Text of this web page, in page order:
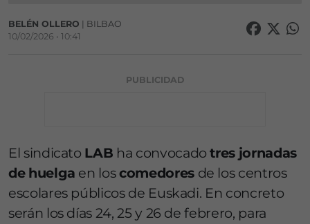
BELÉN OLLERO | BILBAO
10/02/2026 • 10:41
PUBLICIDAD
El sindicato LAB ha convocadotres jornadas
de huelga en loscomedoresde los centros
escolares públicos de Euskadi. En concreto
serán los días 24, 25 y 26 de febrero, para